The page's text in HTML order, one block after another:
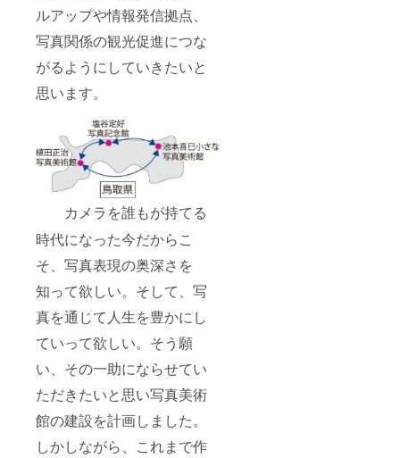
ルアップや情報発信拠点、
写真関係の観光促進につな
がるようにしていきたいと
思います。
カメラを誰もが持てる
時代になった今だからこ
そ、写真表現の奥深さを
知って欲しい。そして、写
真を通じて人生を豊かにし
ていって欲しい。そう願
い、その一助にならせてい
ただきたいと思い写真美術
館の建設を計画しました。
しかしながら、これまで作